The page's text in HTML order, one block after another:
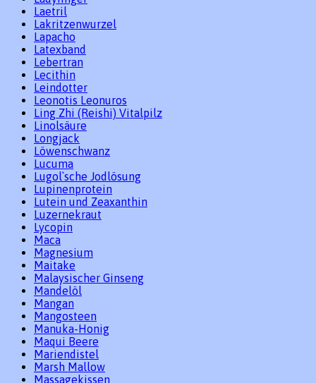
Laetril
Lakritzenwurzel
Lapacho
Latexband
Lebertran
Lecithin
Leindotter
Leonotis Leonuros
Ling Zhi (Reishi) Vitalpilz
Linolsäure
Longjack
Löwenschwanz
Lucuma
Lugol`sche Jodlösung
Lupinenprotein
Lutein und Zeaxanthin
Luzernekraut
Lycopin
Maca
Magnesium
Maitake
Malaysischer Ginseng
Mandelöl
Mangan
Mangosteen
Manuka-Honig
Maqui Beere
Mariendistel
Marsh Mallow
Massagekissen